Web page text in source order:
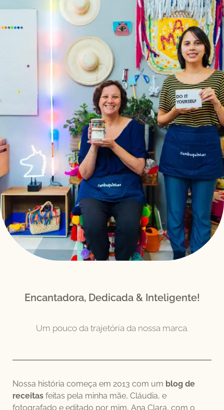
Encantadora, Dedicada & Inteligente!
Um pouco da trajetória da nossa marca.
Nossa história começa em 2013 com um blog de
receitas feitas pela minha mãe, Cláudia, e
fotografado e editado por mim, Ana Clara, com o